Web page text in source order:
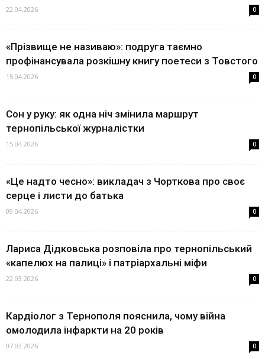
22.04.2026 0
«Прізвище не називаю»: подруга таємно
профінансувала розкішну книгу поетеси з Товстого
15.04.2026 0
Сон у руку: як одна ніч змінила маршрут
тернопільської журналістки
15.04.2026 0
«Це надто чесно»: викладач з Чорткова про своє
серце і листи до батька
09.04.2026 0
Лариса Дідковська розповіла про тернопільський
«капелюх на палиці» і патріархальні міфи
22.03.2026 0
Кардіолог з Тернополя пояснила, чому війна
омолодила інфаркти на 20 років
07.03.2026 0